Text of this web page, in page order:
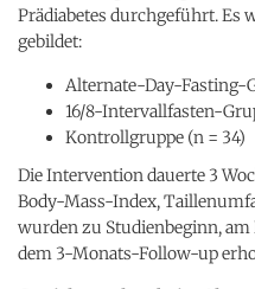
Prädiabetes durchgeführt. Es
gebildet:
Alternate-Day-Fasting-
16/8-Intervallfasten-
Kontrollgruppe (n = 34)
Die Intervention dauerte 3
Body-Mass-Index,
wurden zu Studienbeginn,
dem 3-Monats-Follow-up